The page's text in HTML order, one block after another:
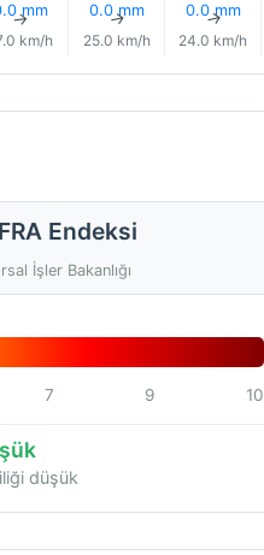
mm
↑
km/h
0.0 mm
↑
25.0 km/h
0.0 mm
↑
24.0 km/h
Endeksi
İşler Bakanlığı
7 9 10
düşük